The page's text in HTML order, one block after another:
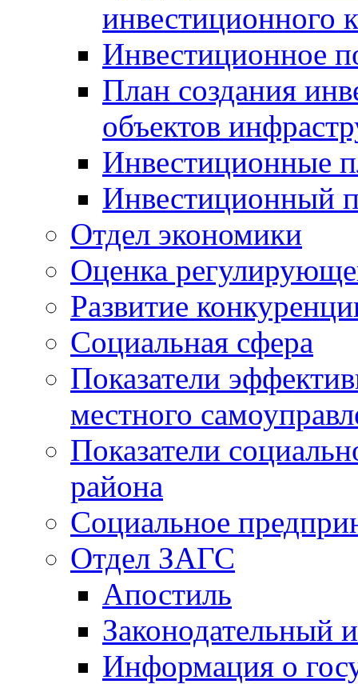
инвестиционного
Инвестиционное
План создания
объектов
Инвестиционные
Инвестиционный
Отдел экономики
Оценка
Развитие
Социальная сфера
Показатели
местного
Показатели
района
Социальное
Отдел ЗАГС
Апостиль
Законодательный
Информация о